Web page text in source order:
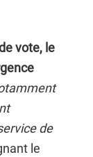
vote, le
de
le